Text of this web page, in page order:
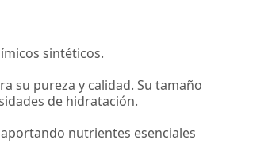
sintéticos.
su pureza y calidad. Su tamaño
de hidratación.
nutrientes esenciales